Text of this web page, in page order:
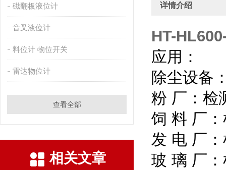
磁翻板液位计
音叉液位计
料位计 物位开关
雷达物位计
查看全部
相关文章
详情介绍
HT-
应用：
除尘设备
粉 厂：检
饲 料 厂
发 电 厂
玻 璃 厂